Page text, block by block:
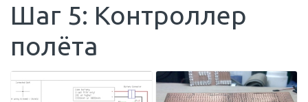
Шаг 5: Контроллер
полёта